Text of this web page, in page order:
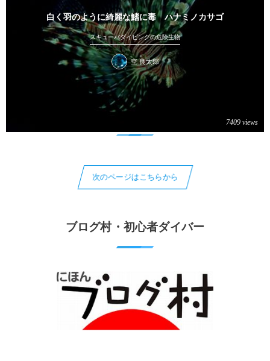
白く羽のように綺麗な鰭に毒 ハナミノカサゴ
スキューバダイビングの危険生物
空 良太郎
7409 views
次のページはこちらから
ブログ村・初心者ダイバー